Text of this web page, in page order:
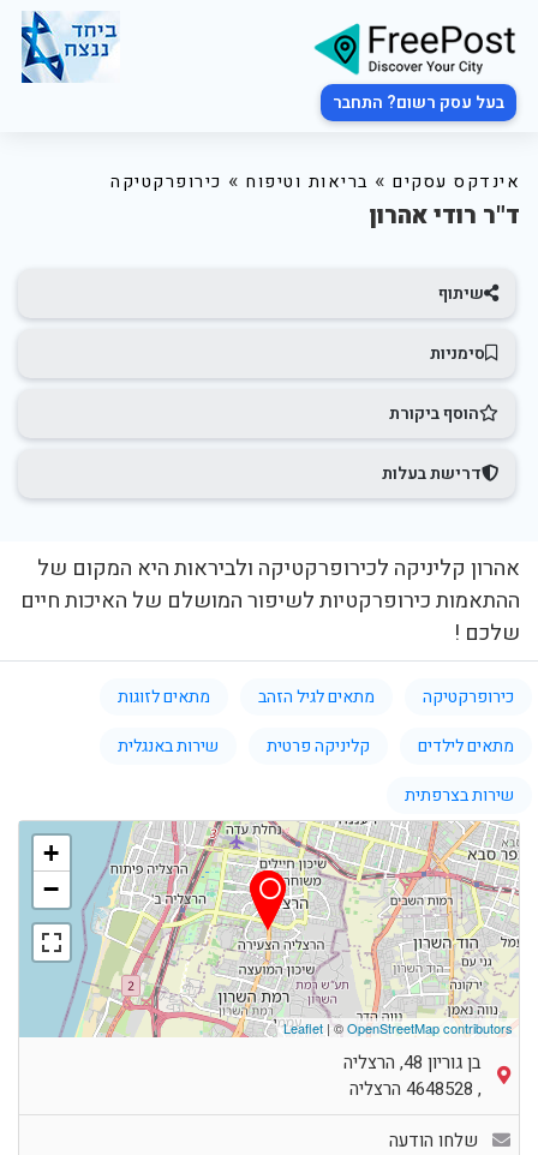
בעל עסק רשום? התחבר
אינדקס עסקים » בריאות וטיפוח » כירופרקטיקה
ד"ר רודי אהרון
שיתוף
סימניות
הוסף ביקורת
דרישת בעלות
אהרון קליניקה לכירופרקטיקה ולביראות היא המקום של
ההתאמות כירופרקטיות לשיפור המושלם של האיכות חיים
שלכם !
כירופרקטיקה מתאים לגיל הזהב
מתאים לזוגות
מתאים לילדים
קליניקה פרטית
שירות באנגלית
שירות בצרפתית
+
−
Leaflet | ©OpenStreetMap contributors
בן גוריון 48, הרצליה
,
4648528 הרצליה
שלחו הודעה